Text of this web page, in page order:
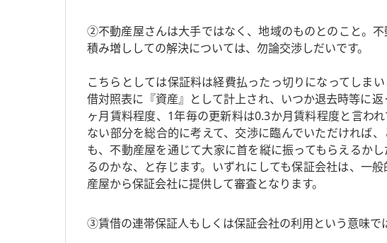
②不動産屋さんは大手ではなく、地域のものとのこと。
積み増ししての解決については、勿論交渉しだいです。
こちらとしては保証料は経費払ったっ切りになってしま
借対照表に『資産』として計上され、いつか退去時等に
ヶ月賃料程度、1年毎の更新料は0.3か月賃料程度と言わ
ない部分を総合的に考えて、交渉に臨んでいただければ
も、不動産屋を通じて大家に首を縦に振ってもらえるか
るのかな、と存じます。いずれにしても保証会社は、一
産屋から保証会社に提供して審査となります。
③賃借の連帯保証人もしくは保証会社の利用という意味で